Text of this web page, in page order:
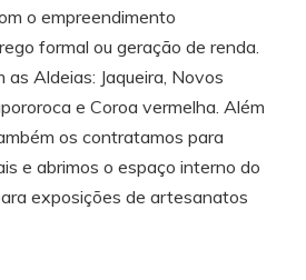
o empreendimento
formal ou geração de renda.
as Aldeias: Jaqueira, Novos
e Coroa vermelha. Além
os contratamos para
e abrimos o espaço interno do
exposições de artesanatos